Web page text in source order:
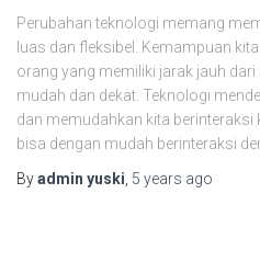
Perubahan teknologi memang
luas dan fleksibel. Kemampuan
orang yang memiliki jarak jauh
mudah dan dekat. Teknologi
dan memudahkan kita berinteraksi
bisa dengan mudah berinteraksi
Byadmin yuski 5 years ago